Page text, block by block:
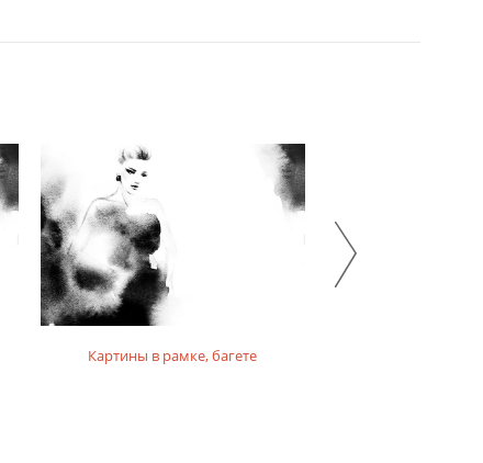
Картины в рамке, багете